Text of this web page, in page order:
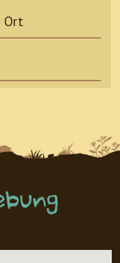
Ort